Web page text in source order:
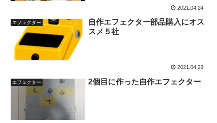
2021.04.24
エフェクター
自作エフェクター部品購入にオス
スメ５社
2021.04.23
エフェクター 2個目に作った自作エフェクター